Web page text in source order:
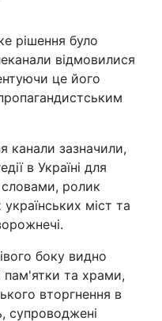
рішення було
відмовилися
це його
канали зазначили,
в Україні для
словами, ролик
міст та
боку видно
пам'ятки та храми,
вторгнення в
супроводжені